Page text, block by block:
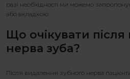
разі необхідності ми можемо
або вкладкою.
Що очікувати після
нерва зуба?
Після видалення зубного нерва